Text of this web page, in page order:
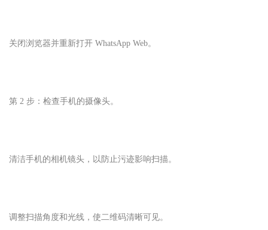
关闭浏览器并重新打开 WhatsApp Web。
第 2 步：检查手机的摄像头。
清洁手机的相机镜头，以防止污迹影响扫描。
调整扫描角度和光线，使二维码清晰可见。